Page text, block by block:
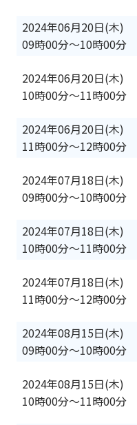
2024年06月20日(木)
09時00分〜10時00分
2024年06月20日(木)
10時00分〜11時00分
2024年06月20日(木)
11時00分〜12時00分
2024年07月18日(木)
09時00分〜10時00分
2024年07月18日(木)
10時00分〜11時00分
2024年07月18日(木)
11時00分〜12時00分
2024年08月15日(木)
09時00分〜10時00分
2024年08月15日(木)
10時00分〜11時00分